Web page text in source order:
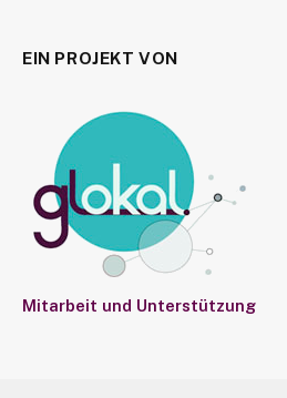
EIN PROJEKT VON
Mitarbeit und Unterstützung